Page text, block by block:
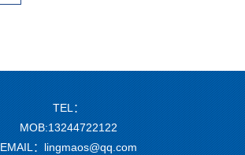
TEL：
MOB:13244722122
EMAIL：lingmaos@qq.com